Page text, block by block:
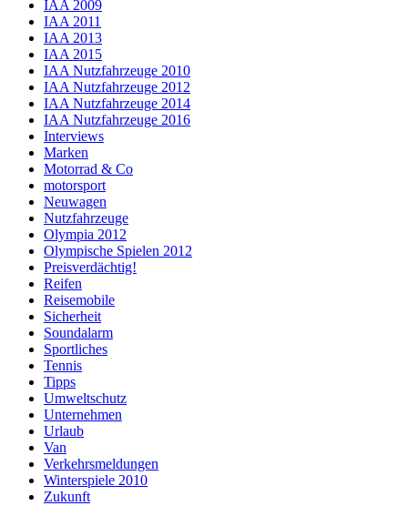
IAA 2009
IAA 2011
IAA 2013
IAA 2015
IAA Nutzfahrzeuge 2010
IAA Nutzfahrzeuge 2012
IAA Nutzfahrzeuge 2014
IAA Nutzfahrzeuge 2016
Interviews
Marken
Motorrad & Co
motorsport
Neuwagen
Nutzfahrzeuge
Olympia 2012
Olympische Spielen 2012
Preisverdächtig!
Reifen
Reisemobile
Sicherheit
Soundalarm
Sportliches
Tennis
Tipps
Umweltschutz
Unternehmen
Urlaub
Van
Verkehrsmeldungen
Winterspiele 2010
Zukunft